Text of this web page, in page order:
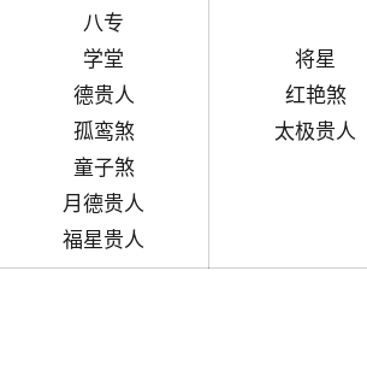
八专
学堂
德贵人
孤鸾煞
童子煞
月德贵人
福星贵人
将星
红艳煞
太极贵人